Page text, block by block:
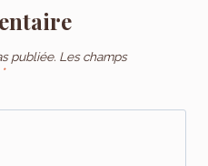
publiée. Les champs
*